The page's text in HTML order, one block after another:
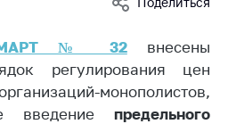
МАРТ № 32внесены
регулирования цен
монополистов,
введение предельного